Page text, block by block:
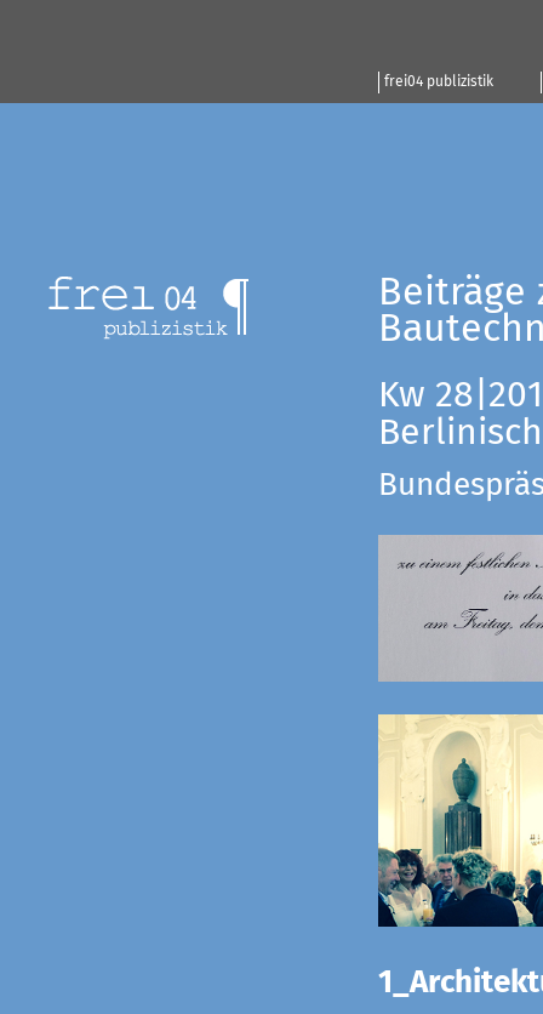
frei04 publizistik
Beiträge
Kw